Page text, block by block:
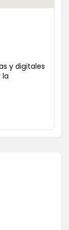
y digitales
la